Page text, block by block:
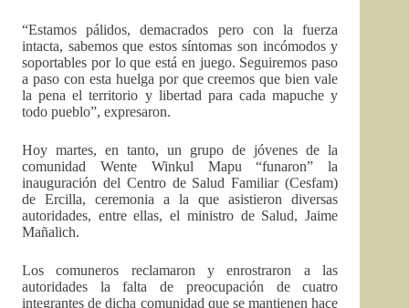
“Estamos pálidos, demacrados pero con la fuerza
intacta, sabemos que estos síntomas son incómodos y
soportables por lo que está en juego. Seguiremos paso
a paso con esta huelga por que creemos que bien vale
la pena el territorio y libertad para cada mapuche y
todo pueblo”, expresaron.
Hoy martes, en tanto, un grupo de jóvenes de la
comunidad Wente Winkul Mapu “funaron” la
inauguración del Centro de Salud Familiar (Cesfam)
de Ercilla, ceremonia a la que asistieron diversas
autoridades, entre ellas, el ministro de Salud, Jaime
Mañalich.
Los comuneros reclamaron y enrostraron a las
autoridades la falta de preocupación de cuatro
integrantes de dicha comunidad que se mantienen hace